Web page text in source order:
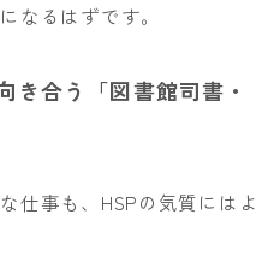
なるはずです。
き合う「図書館司書・
仕事も、HSPの気質にはよ